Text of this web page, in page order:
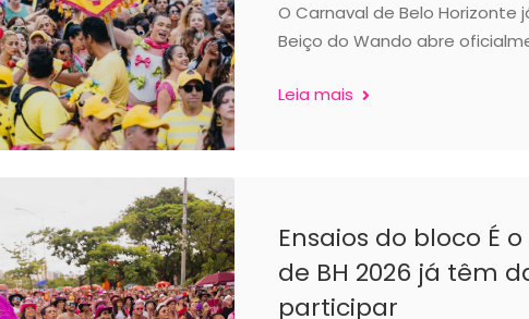
O Carnaval de Belo
Beiço do Wando abre
Leia mais
Ensaios do bloco É
de BH 2026 já têm
participar